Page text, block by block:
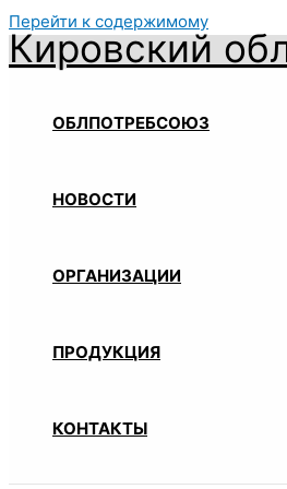
Перейти к содержимому
Кировский
ОБЛПОТРЕБСОЮЗ
НОВОСТИ
ОРГАНИЗАЦИИ
ПРОДУКЦИЯ
КОНТАКТЫ